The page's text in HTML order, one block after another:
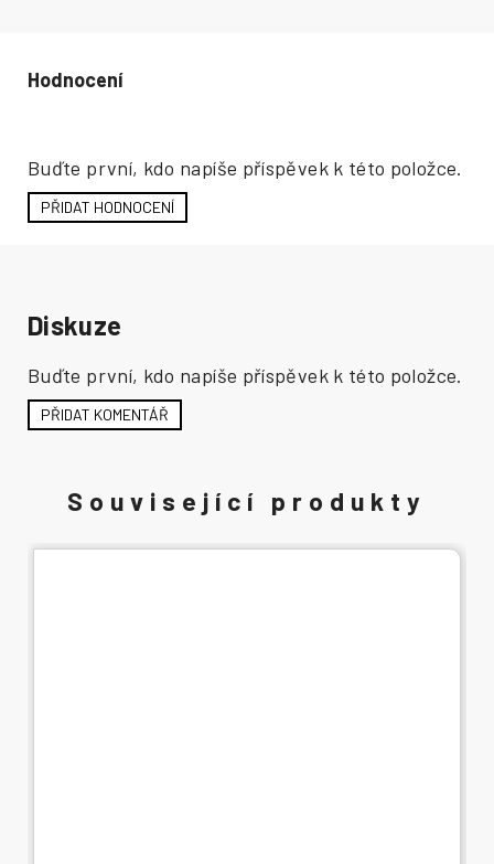
Buďte první, kdo napíše příspěvek k této položce.
PŘIDAT HODNOCENÍ
Diskuze
Buďte první, kdo napíše příspěvek k této položce.
PŘIDAT KOMENTÁŘ